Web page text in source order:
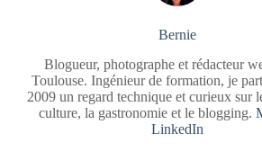
Bernie
Blogueur, photographe et rédacteur
Toulouse. Ingénieur de formation, je
2009 un regard technique et curieux sur
culture, la gastronomie et le blogging.
LinkedIn